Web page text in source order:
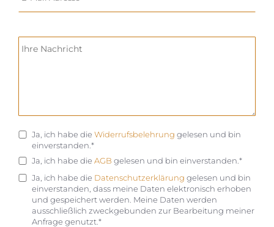
Ja, ich habe die Widerrufsbelehrung gelesen und bin
einverstanden.*
Ja, ich habe die AGB gelesen und bin einverstanden.*
Ja, ich habe die Datenschutzerklärung gelesen und bin
einverstanden, dass meine Daten elektronisch erhoben
und gespeichert werden. Meine Daten werden
ausschließlich zweckgebunden zur Bearbeitung meiner
Anfrage genutzt.*